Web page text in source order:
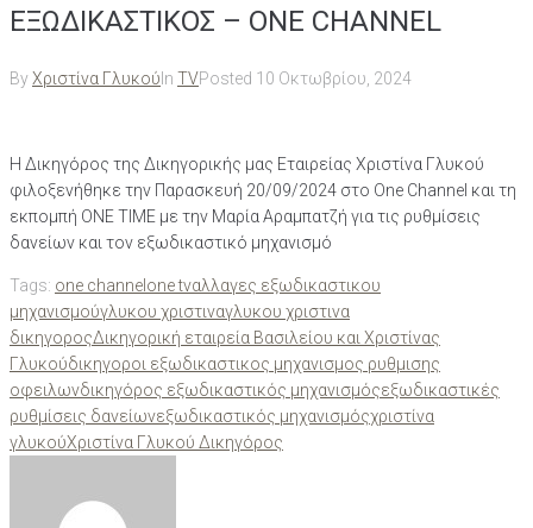
ΕΞΩΔΙΚΑΣΤΙΚΟΣ – ONE CHANNEL
ByΧριστίνα Γλυκού In TVPosted 10 Οκτωβρίου, 2024
Η Δικηγόρος της Δικηγορικής μας Εταιρείας Χριστίνα Γλυκού
φιλοξενήθηκε την Παρασκευή 20/09/2024 στο One Channel και τη
εκπομπή ONE TIME με την Μαρία Αραμπατζή για τις ρυθμίσεις
δανείων και τον εξωδικαστικό μηχανισμό
Tags: one channel one tvαλλαγες εξωδικαστικου
μηχανισμούγλυκου χριστιναγλυκου χριστινα
δικηγοροςΔικηγορική εταιρεία Βασιλείου και Χριστίνας
Γλυκούδικηγοροι εξωδικαστικος μηχανισμος ρυθμισης
οφειλωνδικηγόρος εξωδικαστικός μηχανισμόςεξωδικαστικές
ρυθμίσεις δανείωνεξωδικαστικός μηχανισμόςχριστίνα
γλυκούΧριστίνα Γλυκού Δικηγόρος